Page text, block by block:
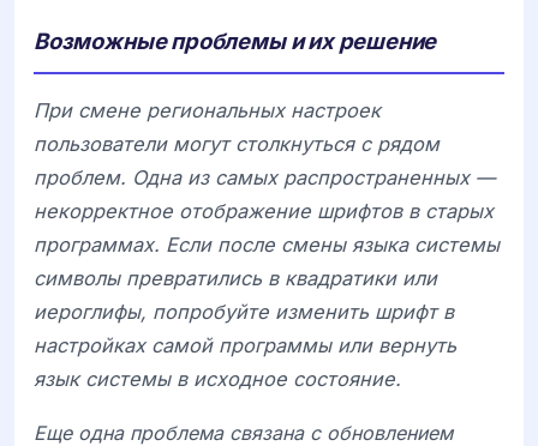
Возможные проблемы и их решение
При смене региональных настроек
пользователи могут столкнуться с рядом
проблем. Одна из самых распространенных —
некорректное отображение шрифтов в старых
программах. Если после смены языка системы
символы превратились в квадратики или
иероглифы, попробуйте изменить шрифт в
настройках самой программы или вернуть
язык системы в исходное состояние.
Еще одна проблема связана с обновлением